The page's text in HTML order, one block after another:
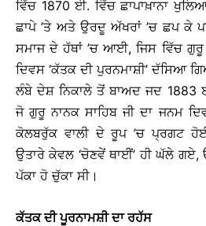
ਵਿੱਚ 1870 ਈ. ਵਿੱਚ ਛਾਪਾਖ਼ਾਨਾ
ਛਾਪੇ ’ਤੇ ਅਤੇ ਉਰਦੂ ਅੱਖਰਾਂ ’ਚ ਛਪ ਕੇ
ਸਮਾਜ ਦੇ ਹੱਥਾਂ ’ਚ ਆਈ, ਜਿਸ ਵਿੱਚ ਗੁਰੂ
ਦਿਵਸ ‘ਕੱਤਕ ਦੀ ਪੁਰਨਮਾਸ਼ੀ’ ਦੱਸਿਆ
ਲੰਬੇ ਦੇਸ਼ ਨਿਕਾਲੇ ਤੋਂ ਬਾਅਦ ਜਦ 1883 ਈ.
ਜੋ ਗੁਰੂ ਨਾਨਕ ਸਾਹਿਬ ਜੀ ਦਾ ਜਨਮ
ਕੋਲਬਰੁੱਕ ਵਾਲੀ ਦੇ ਰੂਪ ’ਚ ਪ੍ਰਗਟ
ਉਤਾਰੇ ਕੇਵਲ ‘ਚੋਣਵੇਂ ਥਾਈਂ’ ਹੀ ਘੱਲੇ ਗਏ,
ਪੱਕਾ ਹੋ ਚੁੱਕਾ ਸੀ।
ਕੱਤਕ ਦੀ ਪੂਰਨਾਮਸ਼ੀ ਦਾ ਰਹੱਸ